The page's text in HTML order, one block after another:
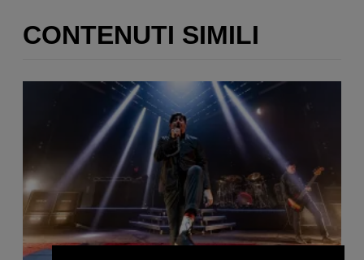
CONTENUTI SIMILI